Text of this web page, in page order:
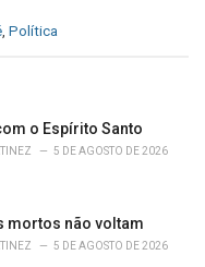
Política
o Espírito Santo
5 DE AGOSTO DE 2026
mortos não voltam
5 DE AGOSTO DE 2026